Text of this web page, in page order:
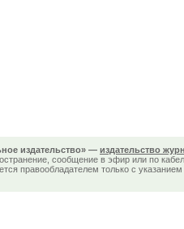
издательство» — издательство
сообщение в эфир или по
правообладателем только с